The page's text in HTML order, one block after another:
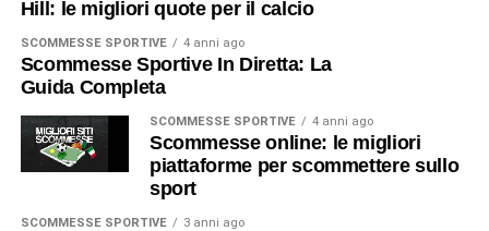
Hill: le migliori quote per il calcio
SCOMMESSE SPORTIVE 4 anni ago
Scommesse Sportive In Diretta: La
Guida Completa
SCOMMESSE SPORTIVE 4 anni ago
Scommesse online: le migliori
piattaforme per scommettere sullo
sport
SCOMMESSE SPORTIVE 3 anni ago